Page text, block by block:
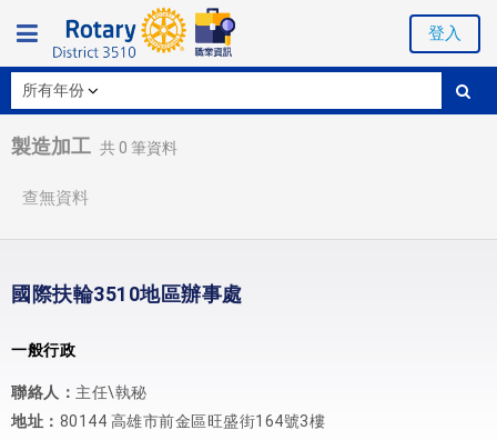
登入
製造加工 共0 筆資料
查無資料
國際扶輪3510地區辦事處
一般行政
聯絡人： 主任\執秘
地址： 80144 高雄市前金區旺盛街164號3樓